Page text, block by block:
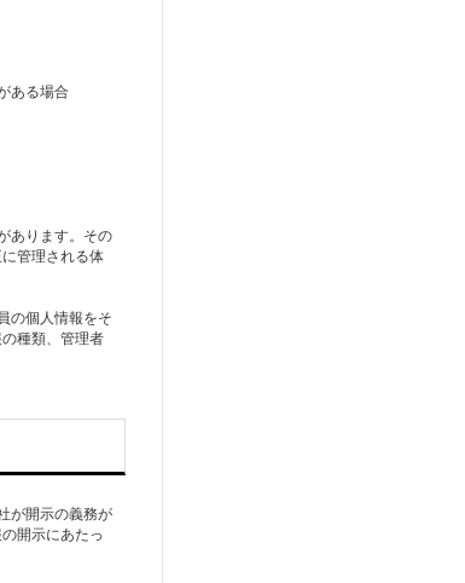
ある場合
あります。その
管理される体
の個人情報をそ
種類、管理者
が開示の義務が
開示にあたっ